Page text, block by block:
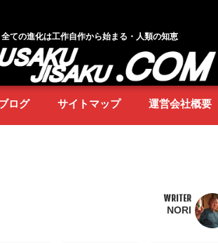
全ての進化は工作自作から始まる・人類の知恵
ログ サイトマップ 運営会社概要
WRITER
NORI